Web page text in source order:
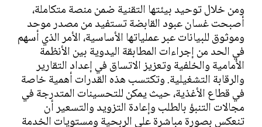
ومن خلال توحيد بيئتها التقنية ضمن منصة متكاملة،
أصبحت غسان عبود القابضة تستفيد من مصدر موحد
وموثوق للبيانات عبر عملياتها الأساسية، الأمر الذي أسهم
في الحد من إجراءات المطابقة اليدوية بين الأنظمة
الأمامية والخلفية وتعزيز الاتساق في إعداد التقارير
والرقابة التشغيلية. وتكتسب هذه القدرات أهمية خاصة
في قطاع الأغذية، حيث يمكن للتحسينات المتدرجة في
مجالات التنبؤ بالطلب وإعادة التزويد والتسعير أن
تنعكس بصورة مباشرة على الربحية ومستويات الخدمة